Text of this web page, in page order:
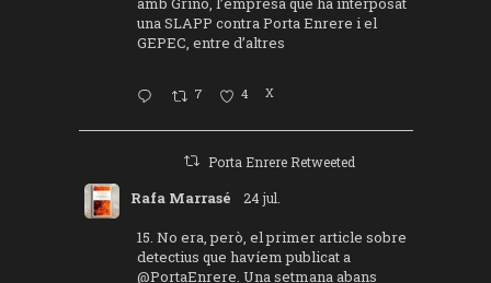
una SLAPP contra Porta Enrere i el
GEPEC, entre d’altres
7 4 X
Porta Enrere Retweeted
Rafa Marrasé 24 jul.
15. No era, però, el primer article sobre
detectius que havíem publicat a
@PortaEnrere. Una setmana abans